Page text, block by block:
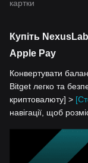
картки
Купіть
Apple Pay
Конвертувати
Bitget легко та
криптовалюту] >
навігації, щоб